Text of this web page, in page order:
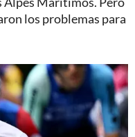
los problemas para